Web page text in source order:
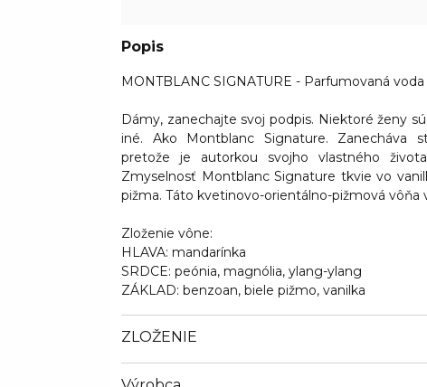
Popis
MONTBLANC SIGNATURE - Parfumovaná
Dámy, zanechajte svoj podpis. Niektoré ženy
iné. Ako Montblanc Signature. Zanecháva
pretože je autorkou svojho vlastného
Zmyselnosť Montblanc Signature tkvie vo
pižma. Táto kvetinovo-orientálno-pižmová vôňa
Zloženie vône:
HLAVA: mandarínka
SRDCE: peónia, magnólia, ylang-ylang
ZÁKLAD: benzoan, biele pižmo, vanilka
ZLOŽENIE